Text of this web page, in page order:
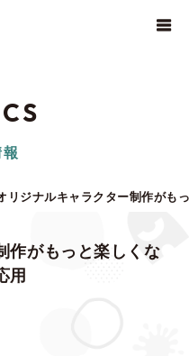
リジナルキャラクター制作がも
作がもっと楽しくな
用